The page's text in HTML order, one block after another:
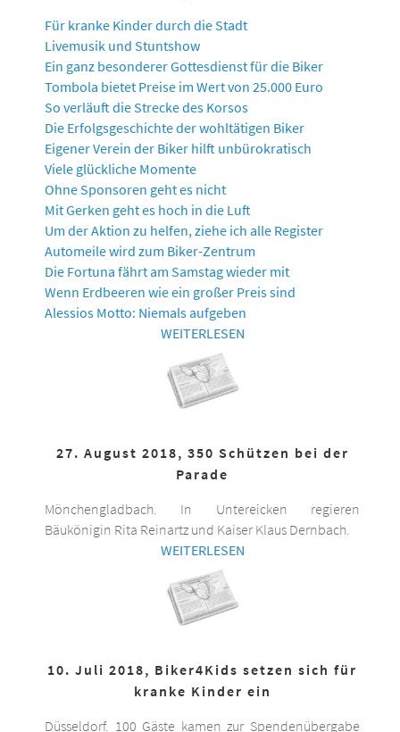
Für kranke Kinder durch die Stadt
Livemusik und Stuntshow
Ein ganz besonderer Gottesdienst für die Biker
Tombola bietet Preise im Wert von 25.000 Euro
So verläuft die Strecke des Korsos
Die Erfolgsgeschichte der wohltätigen Biker
Eigener Verein der Biker hilft unbürokratisch
Viele glückliche Momente
Ohne Sponsoren geht es nicht
Mit Gerken geht es hoch in die Luft
Um der Aktion zu helfen, ziehe ich alle Register
Automeile wird zum Biker-Zentrum
Die Fortuna fährt am Samstag wieder mit
Wenn Erdbeeren wie ein großer Preis sind
Alessios Motto: Niemals aufgeben
WEITERLESEN
27. August 2018, 350 Schützen bei der
Parade
Mönchengladbach. In Untereicken regieren
Bäukönigin Rita Reinartz und Kaiser Klaus Dernbach.
WEITERLESEN
10. Juli 2018, Biker4Kids setzen sich für
kranke Kinder ein
Düsseldorf. 100 Gäste kamen zur Spendenübergabe